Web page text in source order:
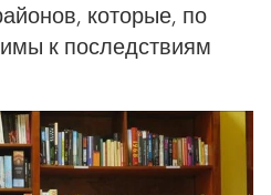
которые, по
к последствиям